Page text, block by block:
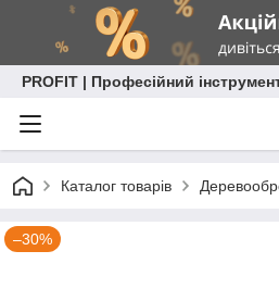
PROFIT | Професійний
Каталог товарів
–30%